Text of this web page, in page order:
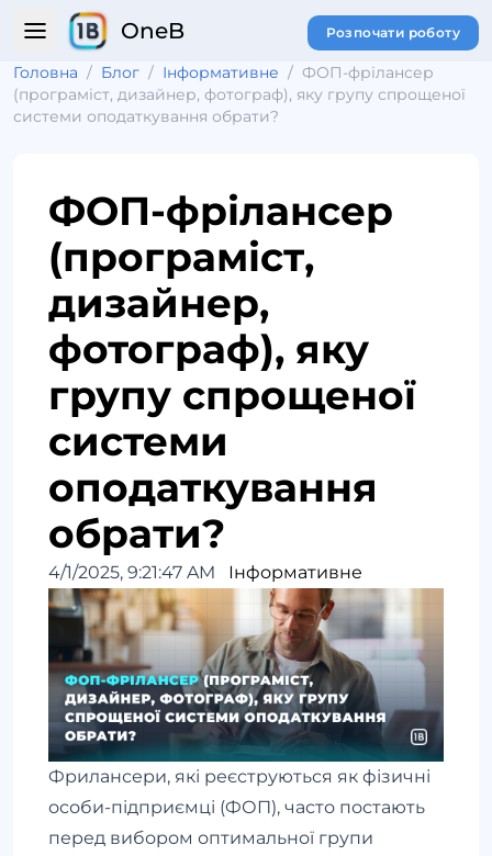
OneB Розпочати роботу
Головна / Блог / Інформативне / ФОП-фрілансер
(програміст, дизайнер, фотограф), яку групу спрощеної
системи оподаткування обрати?
ФОП-фрілансер
(програміст,
дизайнер,
фотограф), яку
групу спрощеної
системи
оподаткування
обрати?
4/1/2025, 9:21:47 AM Інформативне
Фрилансери, які реєструються як фізичні
особи-підприємці (ФОП), часто постають
перед вибором оптимальної групи